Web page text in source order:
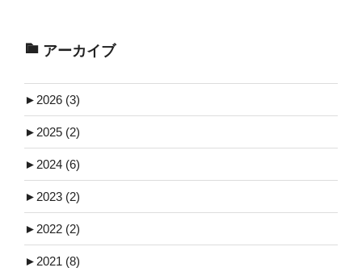
アーカイブ
► 2026 (3)
► 2025 (2)
► 2024 (6)
► 2023 (2)
► 2022 (2)
► 2021 (8)